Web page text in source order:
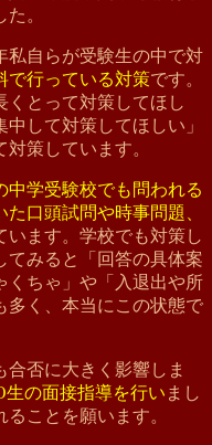
。
私自らが受験生の中で対
で行っている対策です。
くとって対策してほし
して対策してほしい」
策しています。
中学受験校でも問われる
口頭試問や時事問題、
います。学校でも対策し
てみると「回答の具体案
くちゃ」や「入退出や所
多く、本当にこの状態で
否に大きく影響しま
の面接指導を行い まし
ことを願います。